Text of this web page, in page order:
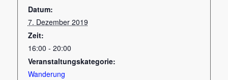
Datum:
7. Dezember 2019
Zeit:
16:00 - 20:00
Veranstaltungskategorie:
Wanderung